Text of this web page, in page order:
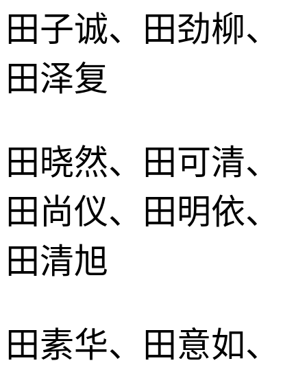
田子诚、田劲柳、
田泽复
田晓然、田可清、
田尚仪、田明依、
田清旭
田素华、田意如、